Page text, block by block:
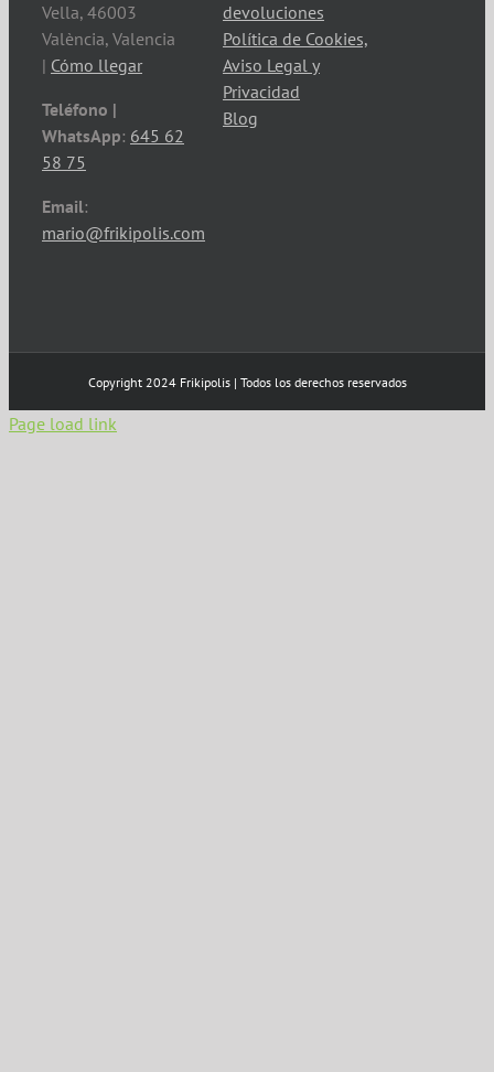
Vella, 46003
València, Valencia
| Cómo llegar
Teléfono |
WhatsApp: 645 62
58 75
Email:
mario@frikipolis.com
devoluciones
Política de Cookies,
Aviso Legal y
Privacidad
Blog
Copyright 2024 Frikipolis | Todos los derechos reservados
Page load link